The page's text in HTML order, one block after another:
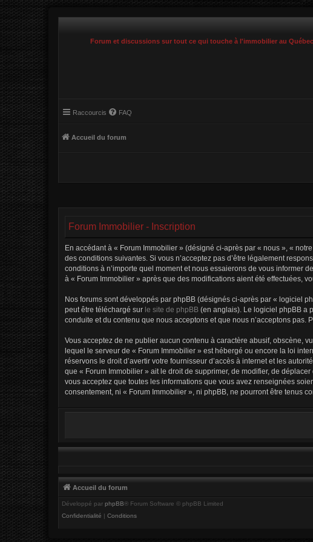
Forum et discussions sur tout ce qui touche à l'immobilier au
Raccourcis FAQ
Accueil du forum
Forum Immobilier - Inscription
En accédant à « Forum Immobilier » (désigné ci-après par « nous », «
des conditions suivantes. Si vous n’acceptez pas d’être légalement
conditions à n’importe quel moment et nous essaierons de vous informer
à « Forum Immobilier » après que des modifications aient été effectuées,
Nos forums sont développés par phpBB (désignés ci-après par « logiciel
peut être téléchargé sur le site de phpBB (en anglais). Le logiciel phpBB a
conduite et du contenu que nous acceptons et que nous n’acceptons pas.
Vous acceptez de ne publier aucun contenu à caractère abusif, obscène,
lequel le serveur de « Forum Immobilier » est hébergé ou encore la loi
réservons le droit d’avertir votre fournisseur d’accès à internet et les
que « Forum Immobilier » ait le droit de supprimer, de modifier, de
vous acceptez que toutes les informations que vous avez renseignées
consentement, ni « Forum Immobilier », ni phpBB, ne pourront être tenus
Accueil du forum
Développé par phpBB® Forum Software © phpBB Limited
Confidentialité | Conditions